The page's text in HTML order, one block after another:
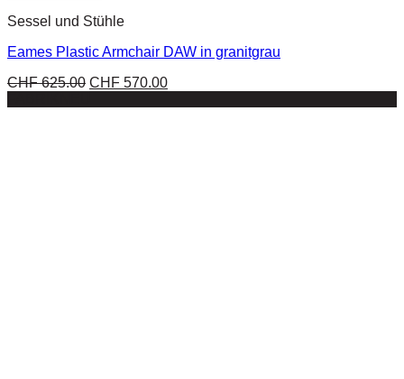
Sessel und Stühle
Eames Plastic Armchair DAW in granitgrau
CHF625.00 CHF 570.00